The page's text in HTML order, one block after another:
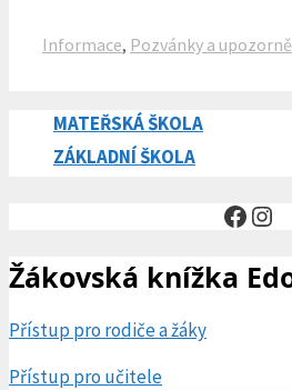
Rubriky
Informace, Pozvánky a
MATEŘSKÁ ŠKOLA
ZÁKLADNÍ ŠKOLA
Žákovská knížka
Přístup pro rodiče a žáky
Přístup pro učitele